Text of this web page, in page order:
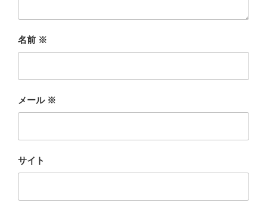
名前 ※
メール ※
サイト